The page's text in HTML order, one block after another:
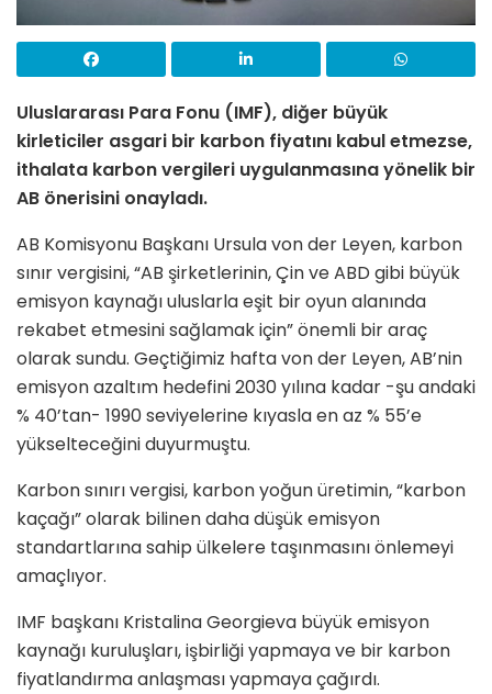
Uluslararası Para Fonu (IMF), diğer büyük
kirleticiler asgari bir karbon fiyatını kabul etmezse,
ithalata karbon vergileri uygulanmasına yönelik bir
AB önerisini onayladı.
AB Komisyonu Başkanı Ursula von der Leyen, karbon
sınır vergisini, “AB şirketlerinin, Çin ve ABD gibi büyük
emisyon kaynağı uluslarla eşit bir oyun alanında
rekabet etmesini sağlamak için” önemli bir araç
olarak sundu. Geçtiğimiz hafta von der Leyen, AB’nin
emisyon azaltım hedefini 2030 yılına kadar -şu andaki
% 40’tan- 1990 seviyelerine kıyasla en az % 55’e
yükselteceğini duyurmuştu.
Karbon sınırı vergisi, karbon yoğun üretimin, “karbon
kaçağı” olarak bilinen daha düşük emisyon
standartlarına sahip ülkelere taşınmasını önlemeyi
amaçlıyor.
IMF başkanı Kristalina Georgieva büyük emisyon
kaynağı kuruluşları, işbirliği yapmaya ve bir karbon
fiyatlandırma anlaşması yapmaya çağırdı.